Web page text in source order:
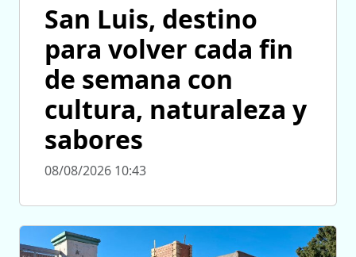
San Luis, destino
para volver cada fin
de semana con
cultura, naturaleza y
sabores
08/08/2026 10:43